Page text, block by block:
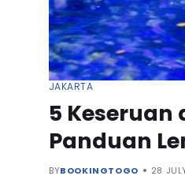
JAKARTA
5 Keseruan
Panduan
BYBOOKINGTOGO 28